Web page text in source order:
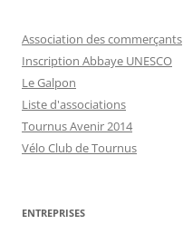
Association des commerçants
Inscription Abbaye UNESCO
Le Galpon
Liste d'associations
Tournus Avenir 2014
Vélo Club de Tournus
ENTREPRISES